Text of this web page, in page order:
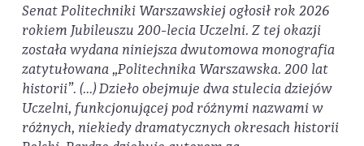
Senat Politechniki Warszawskiej ogłosił rok 2026
rokiem Jubileuszu 200-lecia Uczelni. Z tej okazji
została wydana niniejsza dwutomowa monografia
zatytułowana „Politechnika Warszawska. 200 lat
historii”. (…) Dzieło obejmuje dwa stulecia dziejów
Uczelni, funkcjonującej pod różnymi nazwami w
różnych, niekiedy dramatycznych okresach historii